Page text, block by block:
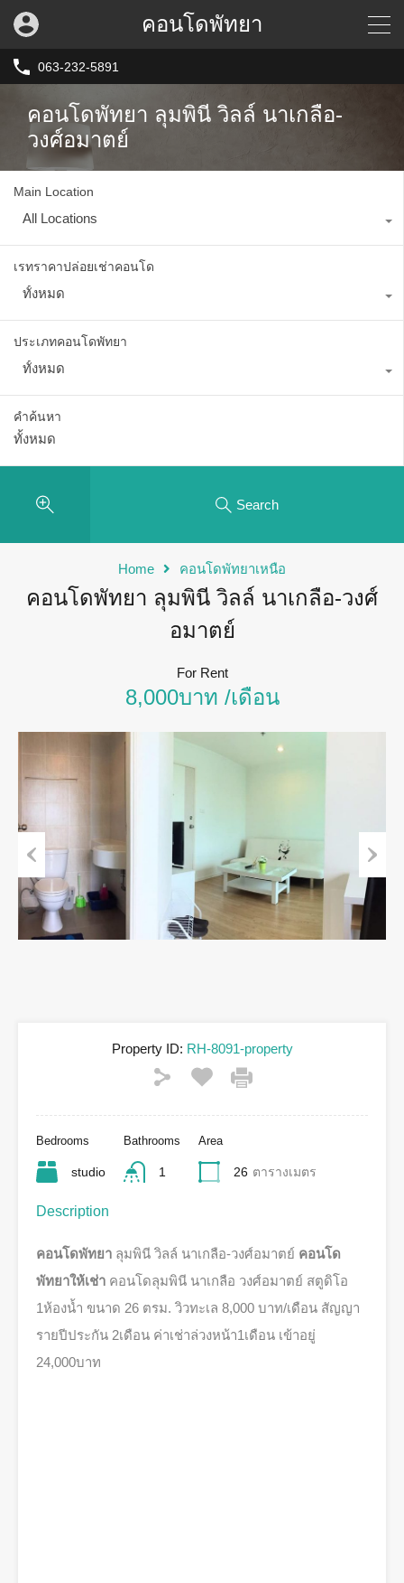
คอนโดพัทยา
063-232-5891
คอนโดพัทยา ลุมพินี วิลล์ นาเกลือ-
วงศ์อมาตย์
Main Location
All Locations
เรทราคาปล่อยเช่าคอนโด
ทั้งหมด
ประเภทคอนโดพัทยา
ทั้งหมด
คำค้นหา
Search
Home คอนโดพัทยาเหนือ
คอนโดพัทยา ลุมพินี วิลล์ นาเกลือ-วงศ์
อมาตย์
For Rent
8,000บาท /เดือน
Previous Next
Property ID: RH-8091-property
Bedrooms
studio
Bathrooms
1
Area
26 ตารางเมตร
Description
คอนโดพัทยา ลุมพินี วิลล์ นาเกลือ-วงศ์อมาตย์ คอนโด
พัทยาให้เช่า คอนโดลุมพินี นาเกลือ วงศ์อมาตย์ สตูดิโอ
1ห้องน้ำ ขนาด 26 ตรม. วิวทะเล 8,000 บาท/เดือน สัญญา
รายปีประกัน​ 2เดือน​ ค่าเช่า​ล่วงหน้า​1เดือน เข้าอยู่​
24,000บาท